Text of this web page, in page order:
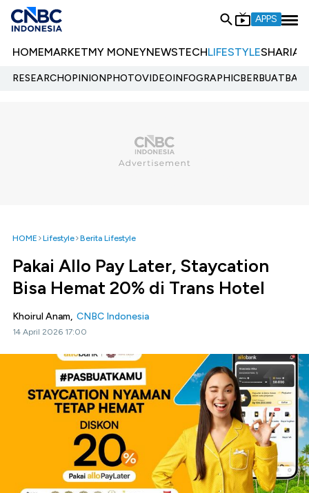
APPS
HOMEMARKETMY MONEYNEWSTECHLIFESTYLESHARIA
RESEARCHOPINIONPHOTOVIDEOINFOGRAPHIC
HOME Lifestyle Berita Lifestyle
Pakai Allo Pay Later, Staycation
Bisa Hemat 20% di Trans Hotel
Khoirul Anam, CNBC Indonesia
14 April 2026 17:00